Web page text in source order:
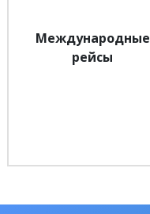
Международные
рейсы